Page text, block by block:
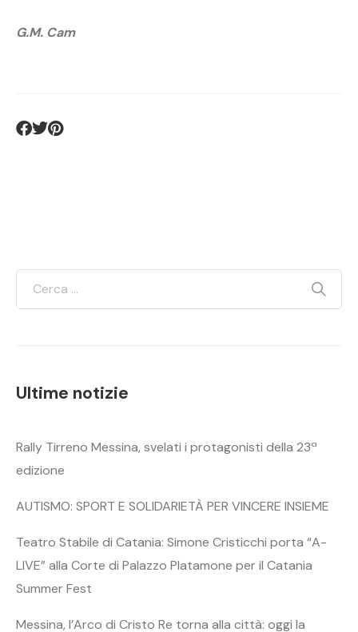
G.M. Cam
Ultime notizie
Rally Tirreno Messina, svelati i protagonisti della 23ª
edizione
AUTISMO: SPORT E SOLIDARIETÀ PER VINCERE INSIEME
Teatro Stabile di Catania: Simone Cristicchi porta “A-
LIVE” alla Corte di Palazzo Platamone per il Catania
Summer Fest
Messina, l’Arco di Cristo Re torna alla città: oggi la